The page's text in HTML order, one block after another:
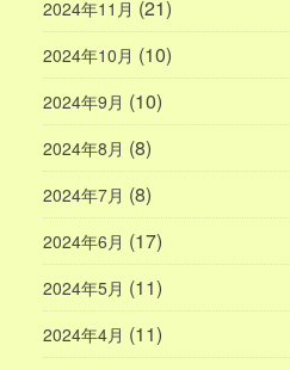
2024年11月 (21)
2024年10月 (10)
2024年9月 (10)
2024年8月 (8)
2024年7月 (8)
2024年6月 (17)
2024年5月 (11)
2024年4月 (11)